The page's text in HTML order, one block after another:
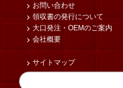
お問い合わせ
領収書の発行について
大口発注・OEMのご案内
会社概要
サイトマップ